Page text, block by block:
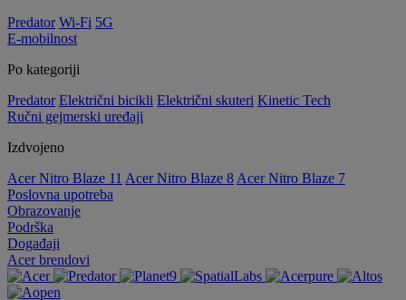
Predator Wi-Fi 5G
E-mobilnost
Po kategoriji
Predator Električni bicikli Električni skuteri Kinetic Tech
Ručni gejmerski uređaji
Izdvojeno
Acer Nitro Blaze 11 Acer Nitro Blaze 8 Acer Nitro Blaze 7
Poslovna upotreba
Obrazovanje
Podrška
Događaji
Acer brendovi